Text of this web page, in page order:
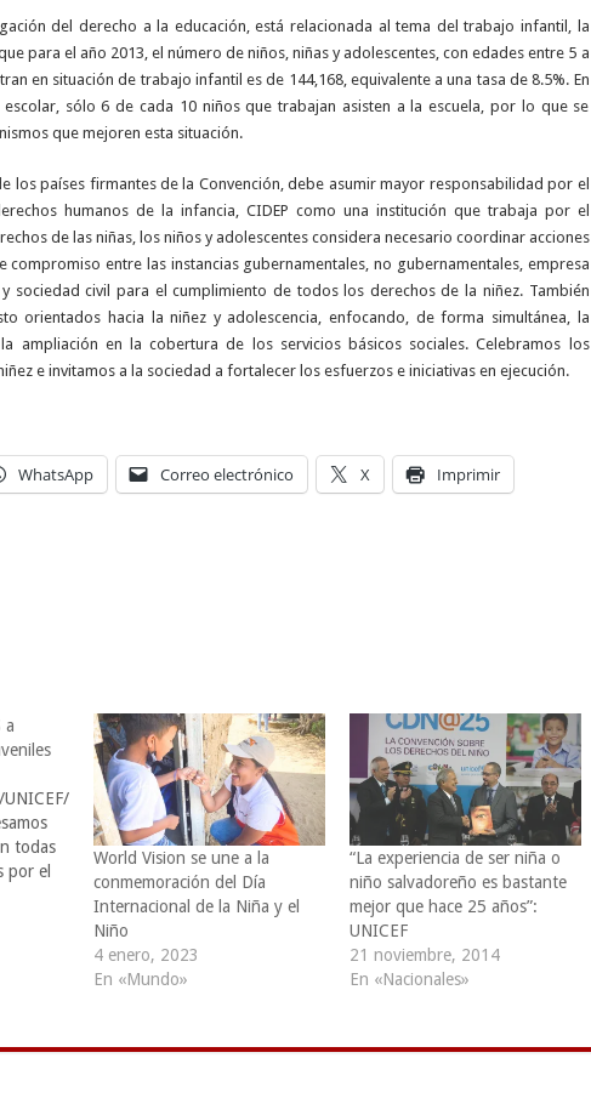
del derecho a la educación, está relacionada al tema del trabajo infantil, la
para el año 2013, el número de niños, niñas y adolescentes, con edades entre 5 a
en situación de trabajo infantil es de 144,168, equivalente a una tasa de 8.5%. En
escolar, sólo 6 de cada 10 niños que trabajan asisten a la escuela, por lo que se
que mejoren esta situación.
los países firmantes de la Convención, debe asumir mayor responsabilidad por el
humanos de la infancia, CIDEP como una institución que trabaja por el
de las niñas, los niños y adolescentes considera necesario coordinar acciones
compromiso entre las instancias gubernamentales, no gubernamentales, empresa
sociedad civil para el cumplimiento de todos los derechos de la niñez. También
orientados hacia la niñez y adolescencia, enfocando, de forma simultánea, la
ampliación en la cobertura de los servicios básicos sociales. Celebramos los
e invitamos a la sociedad a fortalecer los esfuerzos e iniciativas en ejecución.
WhatsApp Correo electrónico X Imprimir
a
todas
por el
World Vision se une a la
conmemoración del Día
Internacional de la Niña y el
Niño
4 enero, 2023
En «Mundo»
“La experiencia de ser niña o
niño salvadoreño es bastante
mejor que hace 25 años”:
UNICEF
21 noviembre, 2014
En «Nacionales»